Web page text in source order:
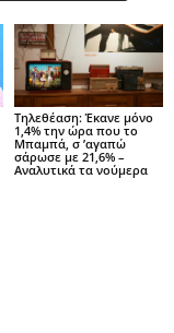
Τηλεθέαση: Έκανε μόνο
1,4% την ώρα που το
Μπαμπά, σ ’αγαπώ
σάρωσε με 21,6% –
Αναλυτικά τα νούμερα